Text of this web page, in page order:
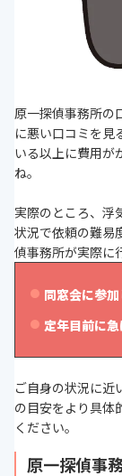
原一探偵事務所の
に悪い口コミを見
いる以上に費用が
ね。
実際のところ、浮
状況で依頼の難易
偵事務所が実際に
同窓会に参
定年目前に
ご自身の状況に近
の目安をより具体
ください。
原一探偵事